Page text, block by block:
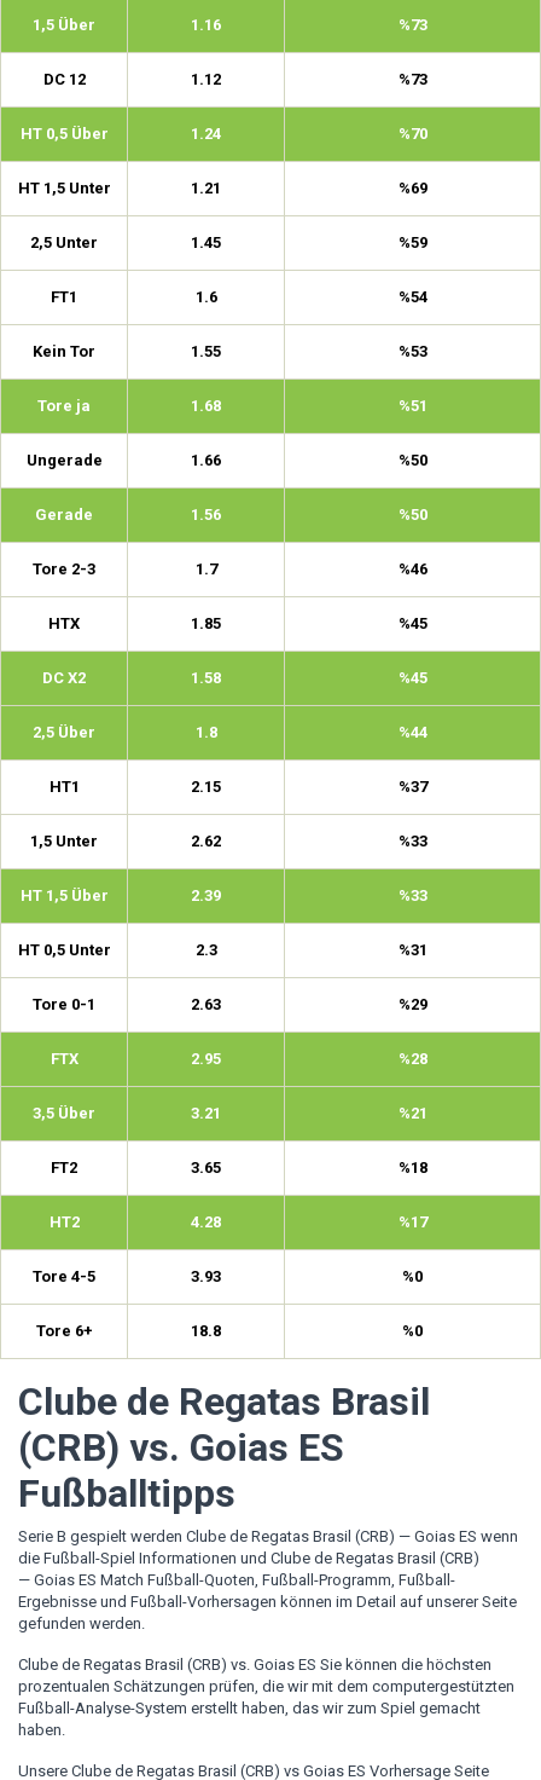
1,5 Über 1.16 %73
DC 12 1.12 %73
HT 0,5 Über 1.24 %70
HT 1,5 Unter 1.21 %69
2,5 Unter 1.45 %59
FT1 1.6 %54
Kein Tor 1.55 %53
Tore ja 1.68 %51
Ungerade 1.66 %50
Gerade 1.56 %50
Tore 2-3 1.7 %46
HTX 1.85 %45
DC X2 1.58 %45
2,5 Über 1.8 %44
HT1 2.15 %37
1,5 Unter 2.62 %33
HT 1,5 Über 2.39 %33
HT 0,5 Unter 2.3 %31
Tore 0-1 2.63 %29
FTX 2.95 %28
3,5 Über 3.21 %21
FT2 3.65 %18
HT2 4.28 %17
Tore 4-5 3.93 %0
Tore 6+ 18.8 %0
Clube de Regatas Brasil
(CRB) vs. Goias ES
Fußballtipps
Serie B gespielt werden Clube de Regatas Brasil (CRB) — Goias ES wenn
die Fußball-Spiel Informationen und Clube de Regatas Brasil (CRB)
— Goias ES Match Fußball-Quoten, Fußball-Programm, Fußball-
Ergebnisse und Fußball-Vorhersagen können im Detail auf unserer Seite
gefunden werden.
Clube de Regatas Brasil (CRB) vs. Goias ES Sie können die höchsten
prozentualen Schätzungen prüfen, die wir mit dem computergestützten
Fußball-Analyse-System erstellt haben, das wir zum Spiel gemacht
haben.
Unsere Clube de Regatas Brasil (CRB) vs Goias ES Vorhersage Seite